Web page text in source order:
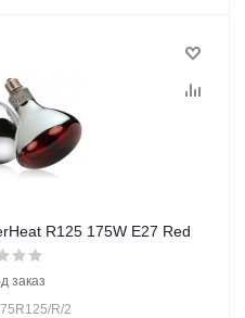
R125 175W E27 Red
заказ
R/2